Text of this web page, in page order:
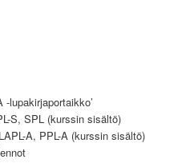
lupakirjaportaikko’
S, SPL (kurssin sisältö)
A, PPL-A (kurssin sisältö)